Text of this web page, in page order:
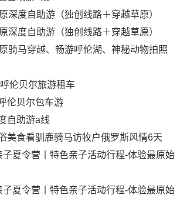
深度自助游（独创线路＋穿越草原）
深度自助游（独创线路＋穿越草原）
骑马穿越、畅游呼伦湖、神秘动物拍照
伦贝尔旅游租车
伦贝尔包车游
自助游a线
美食看驯鹿骑马访牧户俄罗斯风情6天
子夏令营丨特色亲子活动行程-体验最原始
子夏令营丨特色亲子活动行程-体验最原始